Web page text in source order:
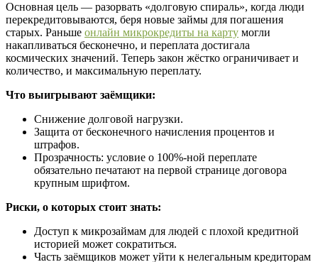
Основная цель — разорвать «долговую спираль», когда люди
перекредитовываются, беря новые займы для погашения
старых. Раньше онлайн микрокредиты на карту могли
накапливаться бесконечно, и переплата достигала
космических значений. Теперь закон жёстко ограничивает и
количество, и максимальную переплату.
Что выигрывают заёмщики:
Снижение долговой нагрузки.
Защита от бесконечного начисления процентов и
штрафов.
Прозрачность: условие о 100%-ной переплате
обязательно печатают на первой странице договора
крупным шрифтом.
Риски, о которых стоит знать:
Доступ к микрозаймам для людей с плохой кредитной
историей может сократиться.
Часть заёмщиков может уйти к нелегальным кредиторам